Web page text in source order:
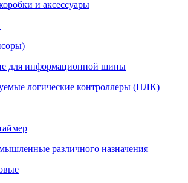
и аксессуары
для информационной шины
логические контроллеры (ПЛК)
различного назначения